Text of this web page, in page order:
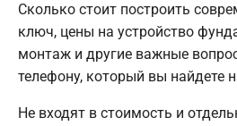
Сколько стоит построить
ключ, цены на устройство
монтаж и другие важные
телефону, который вы найдете
Не входят в стоимость и